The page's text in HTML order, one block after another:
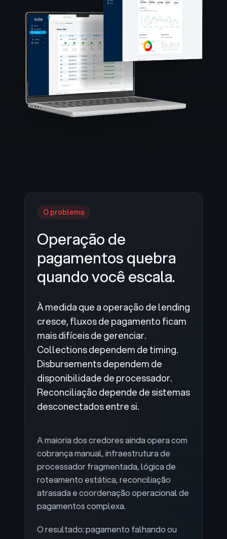
O problema
Operação de
pagamentos quebra
quando você escala.
À medida que a operação de lending
cresce, fluxos de pagamento ficam
mais difíceis de gerenciar.
Collections dependem de timing.
Disbursements dependem de
disponibilidade de processador.
Reconciliação depende de sistemas
desconectados entre si.
A maioria dos credores ainda opera com
cobrança manual, infraestrutura de
processador fragmentada, lógica de
roteamento estática, reconciliação
atrasada e coordenação operacional de
pagamentos complexa.
O resultado: pagamento falhando ou